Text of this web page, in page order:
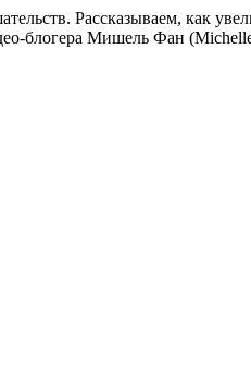
Рассказываем, как
блогера Мишель Фан